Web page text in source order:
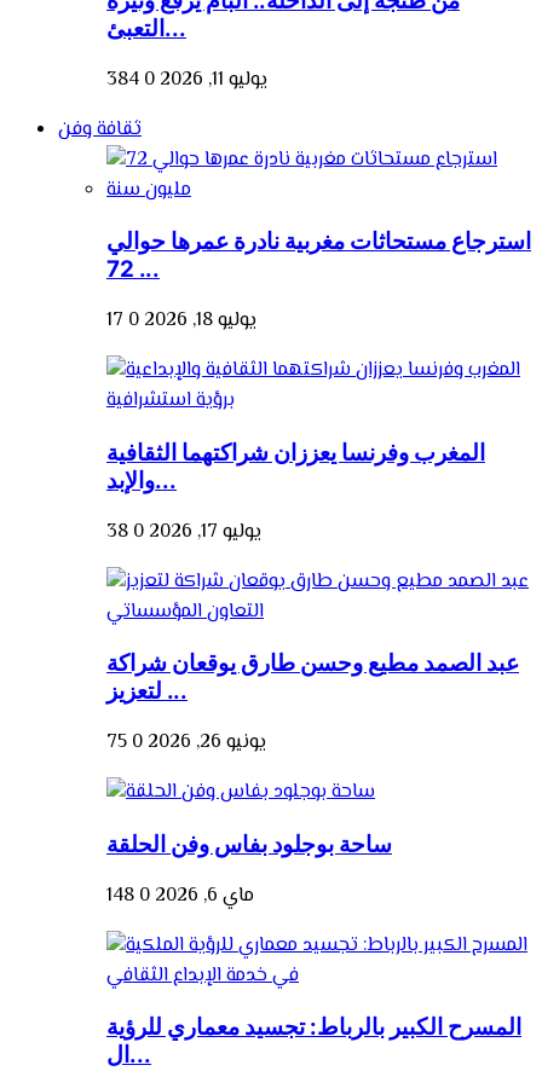
التعبئ...
يوليو 11, 2026 0
384
ثقافة وفن
استرجاع مستحاثات مغربية نادرة عمرها حوالي
72 ...
يوليو 18, 2026 0
17
المغرب وفرنسا يعززان شراكتهما الثقافية
والإبد...
يوليو 17, 2026 0
38
عبد الصمد مطيع وحسن طارق يوقعان شراكة
لتعزيز ...
يونيو 26, 2026 0
75
ساحة بوجلود بفاس وفن الحلقة
ماي 6, 2026 0
148
المسرح الكبير بالرباط: تجسيد معماري للرؤية
ال...